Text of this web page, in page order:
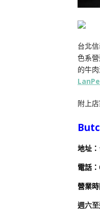
台北
色系
的牛
附上
地址
電話：
營業時
週六